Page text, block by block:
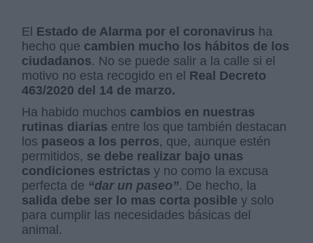
El Estado de Alarma por el coronavirus ha
hecho que cambien mucho los hábitos de los
ciudadanos. No se puede salir a la calle si el
motivo no esta recogido en el Real Decreto
463/2020 del 14 de marzo.
Ha habido muchos cambios en nuestras
rutinas diarias entre los que también destacan
los paseos a los perros, que, aunque estén
permitidos, se debe realizar bajo unas
condiciones estrictas y no como la excusa
perfecta de “dar un paseo”. De hecho, la
salida debe ser lo mas corta posible y solo
para cumplir las necesidades básicas del
animal.